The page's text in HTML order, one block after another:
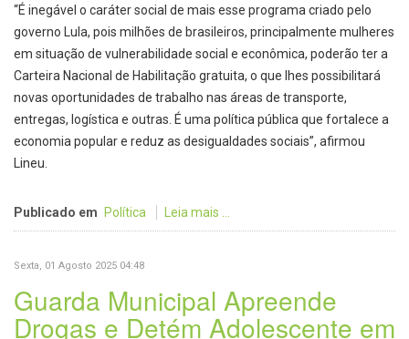
“É inegável o caráter social de mais esse programa criado pelo
governo Lula, pois milhões de brasileiros, principalmente mulheres
em situação de vulnerabilidade social e econômica, poderão ter a
Carteira Nacional de Habilitação gratuita, o que lhes possibilitará
novas oportunidades de trabalho nas áreas de transporte,
entregas, logística e outras. É uma política pública que fortalece a
economia popular e reduz as desigualdades sociais”, afirmou
Lineu.
Publicado em Política Leia mais ...
Sexta, 01 Agosto 2025 04:48
Guarda Municipal Apreende
Drogas e Detém Adolescente em